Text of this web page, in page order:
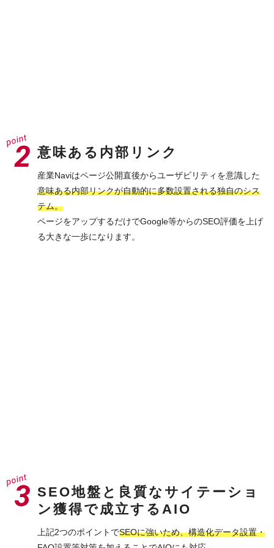
意味ある内部リンク
産業Naviはページ公開直後からユーザビリティを意識した
意味ある内部リンクが自動的に多数設置される独自のシス
テム。
ページをアップするだけでGoogle等からのSEO評価を上げ
る大きな一歩になります。
SEO地盤と良質なサイテーショ
ン獲得で成立するAIO
上記2つのポイントでSEOに強いため、構造化データ設置・